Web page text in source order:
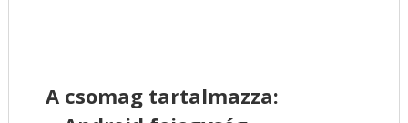
A csomag tartalmazza: